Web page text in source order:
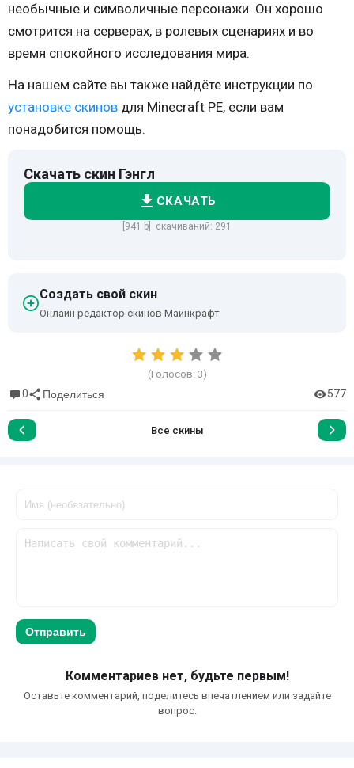
необычные и символичные персонажи. Он хорошо
смотрится на серверах, в ролевых сценариях и во
время спокойного исследования мира.
На нашем сайте вы также найдёте инструкции по
установке скинов для Minecraft PE, если вам
понадобится помощь.
Скачать скин Гэнгл
СКАЧАТЬ
[941 b] скачиваний: 291
Создать свой скин
Онлайн редактор скинов Майнкрафт
(Голосов: 3)
0 Поделиться 577
Все скины
Отправить
Комментариев нет, будьте первым!
Оставьте комментарий, поделитесь впечатлением или задайте
вопрос.